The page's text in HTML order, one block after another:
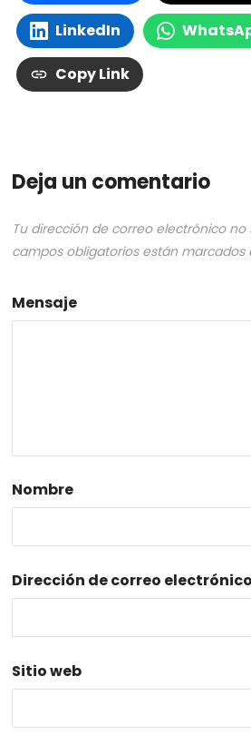
LinkedIn
Copy Link
Deja un comentario
Tu dirección de correo electrónico no
campos obligatorios están marcados
Mensaje
Nombre
Dirección de correo electrónico
Sitio web